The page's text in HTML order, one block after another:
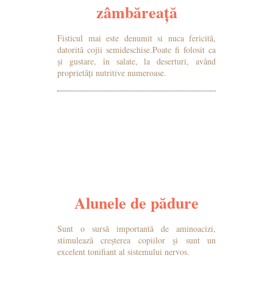
zâmbăreață
Fisticul mai este denumit si nuca fericită,
datorită cojii semideschise.Poate fi folosit ca
și gustare, în salate, la deserturi, având
proprietăți nutritive numeroase.
Alunele de pădure
Sunt o sursă importantă de aminoacizi,
stimulează creșterea copiilor și sunt un
excelent tonifiant al sistemului nervos.